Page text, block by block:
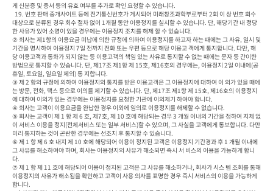
게 신분증 및 증서 등의 유효 여부를 추가로 확인 요청할 수 있습니다.
대상으로 분류된 경우 회수 절차 없이 1개월 동안 이용정지를 실시할 수 있습니다. 단, 해당기간 내 정당
한 사유가 있어 소명이 있을 경우에는 이용정지 조치를 해제 할 수 있습니다.
② 회사는 제1항의 이용요금 미납에 의한 규정에 의하여 이용정지를 하고자 하는 때에는 그 사유, 일시 및
기간을 명시하여 이용정지 7일 전까지 전화 또는 우편 등으로 해당 이용고 객에게 통지합니다. 다만, 해
당 이용고객과 통화가 되지 않는 등 이용고객의 책임 있는 사유로 통지할 수 없는 때에는 문자 등 간이한
방법으로 통지할 수 있습니다. 단, 제17조 제1항 제 15호, 제16호의 경우에는, 이용정지 2일 이내에(공
휴일, 토요일, 일요일 제외) 통 지합니다.
③ 제 2 항의 규정에 의하여 이용정지의 통지를 받은 이용고객은 그 이용정지에 대하여 이 의가 있을 때에
는 방문, 전화, 팩스 등으로 이의를 제기할 수 있습니다. 단, 제17조 제1항 제 15호, 제16호의 이용정지
에 대하여 이의가 있는 경우에는 이용정지를 요청한 기관에 이의제기 하여야 합니다.
④ 회사는 고객이 이용요금을 완납한 경우 이외에 임의로 이용정지를 해제할 수 없습니다.
⑤ 회사는 고객이 제 1 항 제 6 호, 제7호, 제 10 호에 해당되는 경우 3 개월 이내의 기간을 정하여 지체 없
이 서비스 이용을 정지(전체서비스 또는 일부 서비스)할 수 있으며, 그 사실을 고객에게 통보합니다. 다만
미리 통지하는 것이 곤란한 경우에는 선조치 후 통지할 수 있습니다.
⑥ 제 1 항 제 6 호 내지 제 10 호에 해당되어 이용이 정지된 고객은 이용정지 기간경과 후 1 개월 이내에
그 사유를 해소하여야 하며, 회사는 이용정지의 사유가 해소되면 즉시 서 비스의 이용을 가능하게 합니
다.
⑦ 제 1 항 제 11 호에 해당되어 이용이 정지된 고객은 그 사유를 해소하거나, 회사가 시스 템 조회를 통해
이용정지의 사유가 해소됨을 확인하고 고객이 사용 의사를 표명한 경우 즉시 서비스의 이용을 가능하게
합니다.